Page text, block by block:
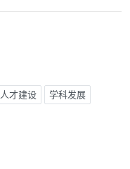
人才建设 学科发展